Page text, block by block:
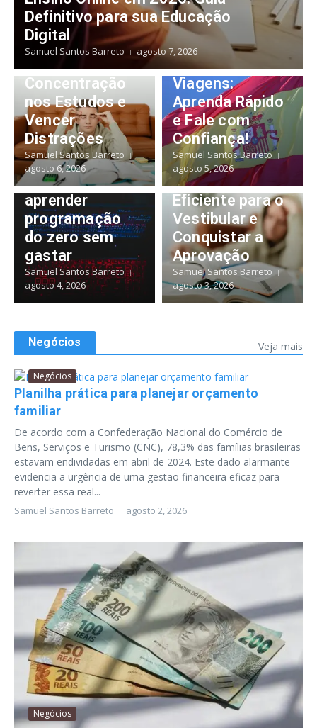
Definitivo para sua Educação
Digital
Samuel Santos Barreto agosto 7, 2026
Foco
Inabalável: O
Guia Definitivo
para Manter a
Concentração
nos Estudos e
Vencer
Distrações
Samuel Santos Barreto
agosto 6, 2026
Educação
Domine o
Espanhol para
Viagens:
Aprenda Rápido
e Fale com
Confiança!
Samuel Santos Barreto
agosto 5, 2026
Educação
Dicas para
aprender
programação
do zero sem
gastar
Samuel Santos Barreto
agosto 4, 2026
Educação
Desvende o
Sucesso: Como
Criar um
Método de
Estudo
Eficiente para o
Vestibular e
Conquistar a
Aprovação
Samuel Santos Barreto
agosto 3, 2026
Negócios Veja mais
Negócios
Planilha prática para planejar orçamento
familiar
De acordo com a Confederação Nacional do Comércio de
Bens, Serviços e Turismo (CNC), 78,3% das famílias brasileiras
estavam endividadas em abril de 2024. Este dado alarmante
evidencia a urgência de uma gestão financeira eficaz para
reverter essa real...
Samuel Santos Barreto agosto 2, 2026
Negócios